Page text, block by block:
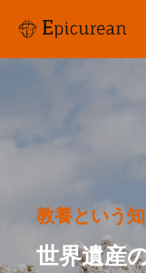
教養という
世界遺産